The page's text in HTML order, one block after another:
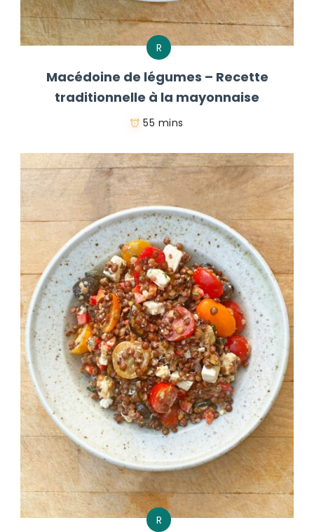
R
Macédoine de légumes – Recette
traditionnelle à la mayonnaise
55 mins
R